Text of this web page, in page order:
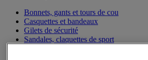
Bonnets, gants et tours de cou
Casquettes et bandeaux
Gilets de sécurité
Sandales, claquettes de sport